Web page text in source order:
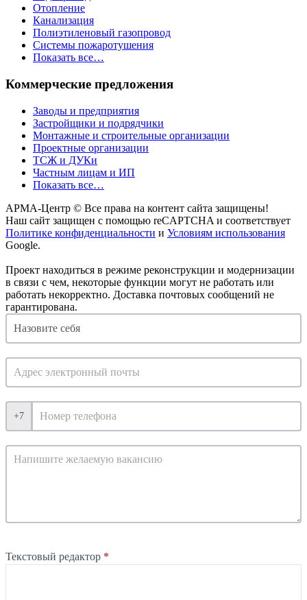
Отопление
Канализация
Полиэтиленовый газопровод
Системы пожаротушения
Показать все…
Коммерческие предложения
Заводы и предприятия
Застройщики и подрядчики
Монтажные и строительные организации
Проектные организации
ТСЖ и ДУКи
Частным лицам и ИП
Показать все…
АРМА-Центр ©️ Все права на контент сайта защищены!
Наш сайт защищен с помощью reCAPTCHA и соответствует
Политике конфиденциальности и Условиям использования
Google.
Проект находиться в режиме реконструкции и модернизации
в связи с чем, некоторые функции могут не работать или
работать некорректно. Доставка почтовых сообщений не
гарантирована.
Отклик
на
ваканисю
менеджера
+7
Текстовый редактор *